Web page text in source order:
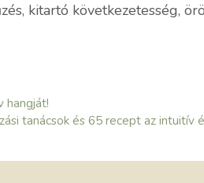
kitartó következetesség,
hangját!
tanácsok és 65 recept az intuitív